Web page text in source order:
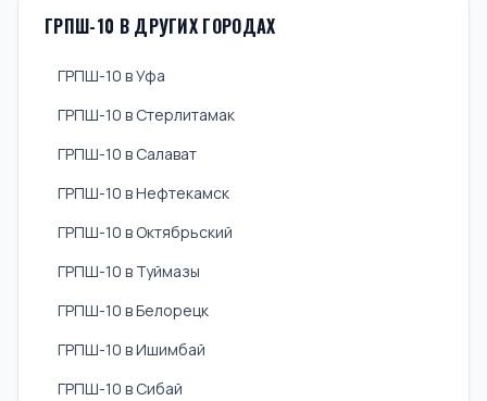
ГРПШ-10 В ДРУГИХ ГОРОДАХ
ГРПШ-10 в Уфа
ГРПШ-10 в Стерлитамак
ГРПШ-10 в Салават
ГРПШ-10 в Нефтекамск
ГРПШ-10 в Октябрьский
ГРПШ-10 в Туймазы
ГРПШ-10 в Белорецк
ГРПШ-10 в Ишимбай
ГРПШ-10 в Сибай